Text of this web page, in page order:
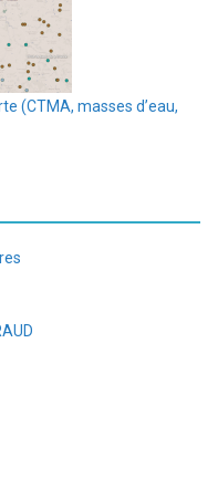
(CTMA, masses d’eau,